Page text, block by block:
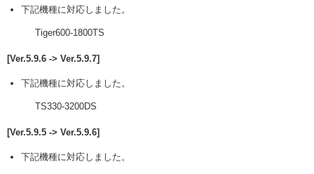
下記機種に対応しました。
Tiger600-1800TS
[Ver.5.9.6 -> Ver.5.9.7]
下記機種に対応しました。
TS330-3200DS
[Ver.5.9.5 -> Ver.5.9.6]
下記機種に対応しました。